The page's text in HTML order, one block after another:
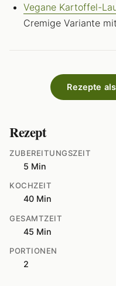
Vegane Kartoffel-
Cremige Variante
Rezepte
Rezept
ZUBEREITUNGSZEIT
5 Min
KOCHZEIT
40 Min
GESAMTZEIT
45 Min
PORTIONEN
2